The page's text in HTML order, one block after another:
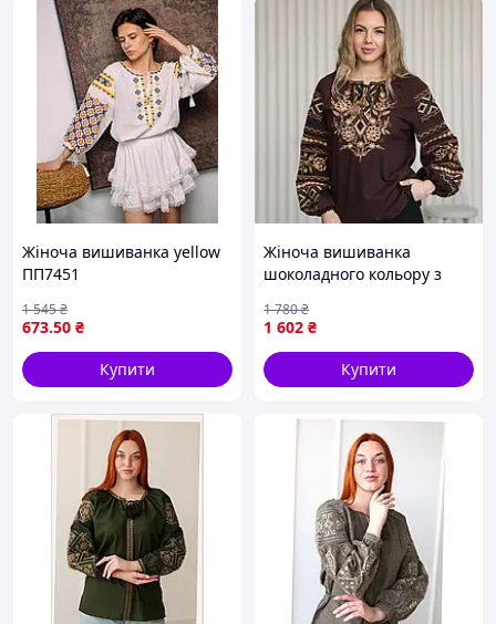
Жіноча вишиванка yellow
ПП7451
673.50 ₴
1 545₴
Купити
Жіноча вишиванка
шоколадного кольору з
вишивкою
1 602 ₴
1 780₴
Купити